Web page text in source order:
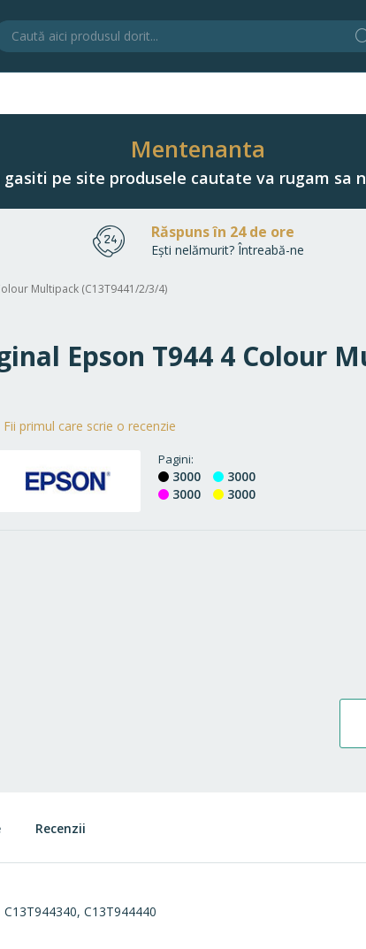
Mentenanta
pe site produsele cautate va rugam sa
Răspuns în 24 de ore
Ești nelămurit? Întreabă-ne
Multipack (C13T9441/2/3/4)
Epson T944 4 Colour
Fii primul care scrie o recenzie
Pagini
3000
3000
3000
3000
C13T944440
Recenzii